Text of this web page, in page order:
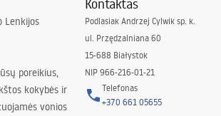
Lenkijos
poreikius,
kokybės ir
vonios
Kontaktas
Podlasiak Andrzej Cylwik sp. k.
ul. Przędzalniana 60
15-688 Białystok
NIP 966-216-01-21
Telefonas
+370 661 05655